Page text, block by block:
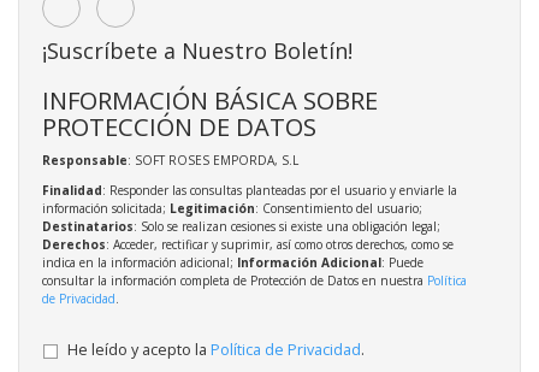
¡Suscríbete a Nuestro Boletín!
INFORMACIÓN BÁSICA SOBRE
PROTECCIÓN DE DATOS
Responsable: SOFT ROSES EMPORDA, S.L
Finalidad: Responder las consultas planteadas por el usuario y enviarle la
información solicitada; Legitimación: Consentimiento del usuario;
Destinatarios: Solo se realizan cesiones si existe una obligación legal;
Derechos: Acceder, rectificar y suprimir, así como otros derechos, como se
indica en la información adicional; Información Adicional: Puede
consultar la información completa de Protección de Datos en nuestra Política
de Privacidad
He leído y acepto la Política de Privacidad.